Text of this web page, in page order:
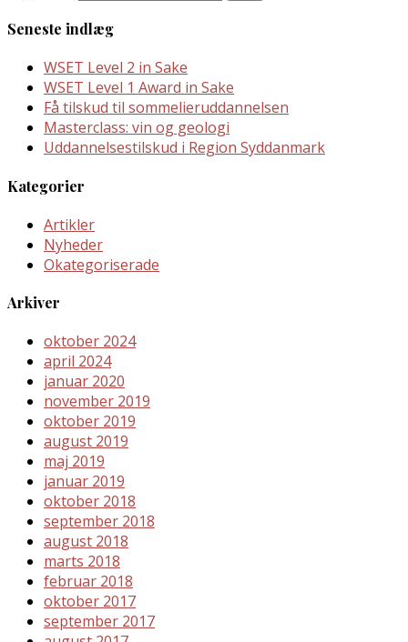
Seneste indlæg
WSET Level 2 in Sake
WSET Level 1 Award in Sake
Få tilskud til sommelieruddannelsen
Masterclass: vin og geologi
Uddannelsestilskud i Region Syddanmark
Kategorier
Artikler
Nyheder
Okategoriserade
Arkiver
oktober 2024
april 2024
januar 2020
november 2019
oktober 2019
august 2019
maj 2019
januar 2019
oktober 2018
september 2018
august 2018
marts 2018
februar 2018
oktober 2017
september 2017